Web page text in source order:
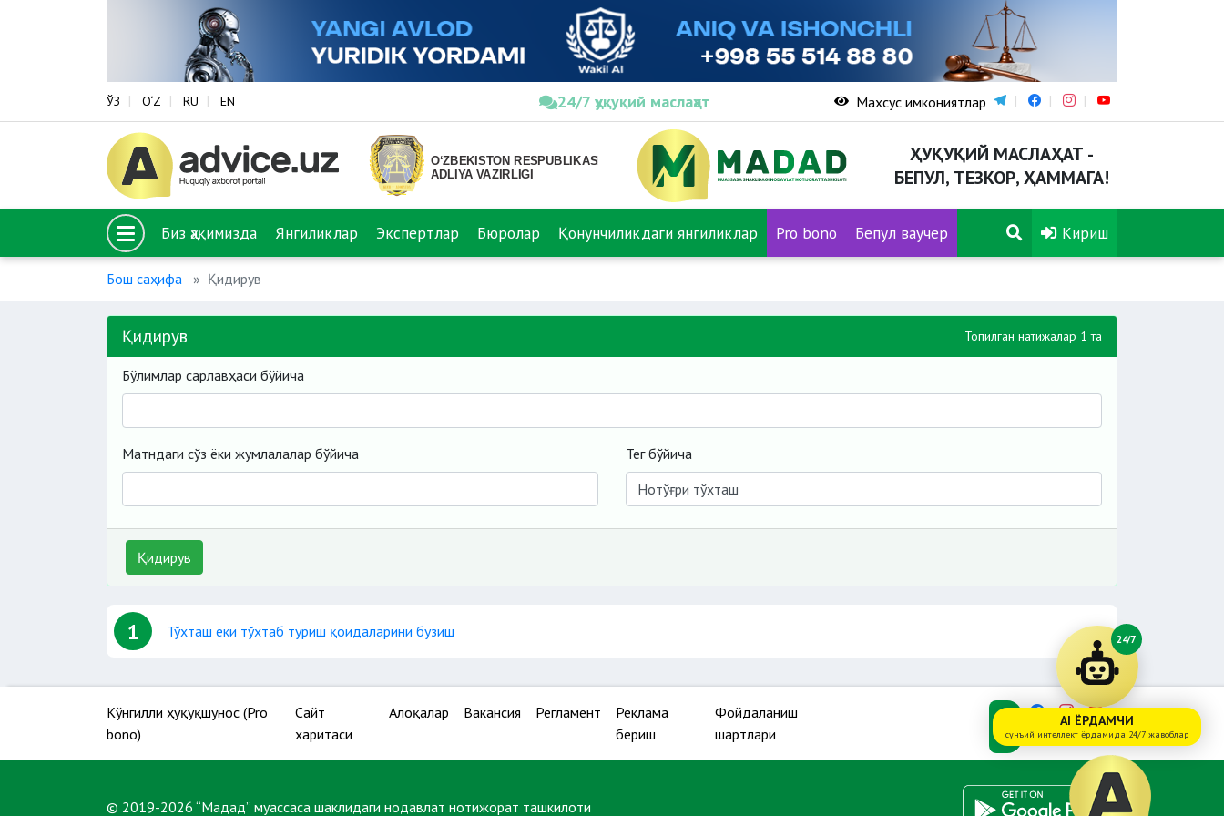
ЎЗ O‘Z RU EN 24/7 ҳуқуқий маслаҳат Махсус имкониятлар
ҲУҚУҚИЙ МАСЛАҲАТ -
БЕПУЛ, ТЕЗКОР, ҲАММАГА!
Биз ҳақимизда Янгиликлар Экспертлар Бюролар Қонунчиликдаги янгиликлар Pro bono Бепул ваучер Кириш
Бош саҳифа Қидирув
Қидирув Топилган натижалар 1 та
Бўлимлар сарлавҳаси бўйича
Матндаги сўз ёки жумлалалар бўйича Тег бўйича
Қидирув
1 Тўхташ ёки тўхтаб туриш қоидаларини бузиш
Кўнгилли ҳуқуқшунос (Pro
bono)
Сайт
харитаси
Алоқалар Вакансия Регламент
Реклама
бериш
Фойдаланиш
шартлари
© 2019-2026 “Мадад” муассаса шаклидаги нодавлат нотижорат ташкилоти
24/7
AI ЁРДАМЧИ
сунъий интеллект ёрдамида 24/7 жавоблар